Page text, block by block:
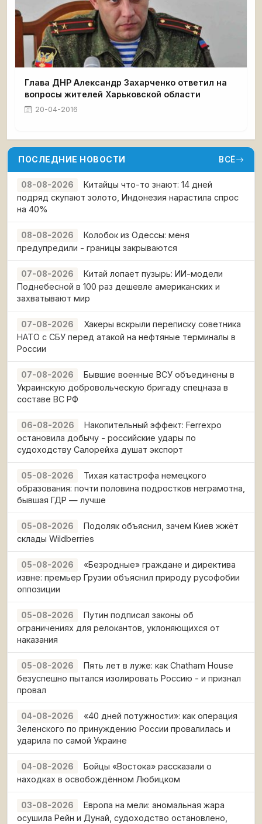
Глава ДНР Александр Захарченко ответил на
вопросы жителей Харьковской области
20-04-2016
ПОСЛЕДНИЕ НОВОСТИ ВСЁ
08-08-2026
Китайцы что-то знают: 14 дней
подряд скупают золото, Индонезия нарастила спрос
на 40%
08-08-2026
Колобок из Одессы: меня
предупредили - границы закрываются
07-08-2026
Китай лопает пузырь: ИИ-модели
Поднебесной в 100 раз дешевле американских и
захватывают мир
07-08-2026
Хакеры вскрыли переписку советника
НАТО с СБУ перед атакой на нефтяные терминалы в
России
07-08-2026
Бывшие военные ВСУ объединены в
Украинскую добровольческую бригаду спецназа в
составе ВС РФ
06-08-2026
Накопительный эффект: Ferrexpo
остановила добычу - российские удары по
судоходству Салорейха душат экспорт
05-08-2026
Тихая катастрофа немецкого
образования: почти половина подростков неграмотна,
бывшая ГДР — лучше
05-08-2026
Подоляк объяснил, зачем Киев жжёт
склады Wildberries
05-08-2026
«Безродные» граждане и директива
извне: премьер Грузии объяснил природу русофобии
оппозиции
05-08-2026
Путин подписал законы об
ограничениях для релокантов, уклоняющихся от
наказания
05-08-2026
Пять лет в луже: как Chatham House
безуспешно пытался изолировать Россию - и признал
провал
04-08-2026
«40 дней потужности»: как операция
Зеленского по принуждению России провалилась и
ударила по самой Украине
04-08-2026
Бойцы «Востока» рассказали о
находках в освобождённом Любицком
03-08-2026
Европа на мели: аномальная жара
осушила Рейн и Дунай, судоходство остановлено,